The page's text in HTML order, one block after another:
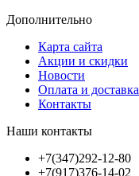
Дополнительно
Карта сайта
Акции и скидки
Новости
Оплата и доставка
Контакты
Наши контакты
+7(347)292-12-80
+7(917)376-14-02